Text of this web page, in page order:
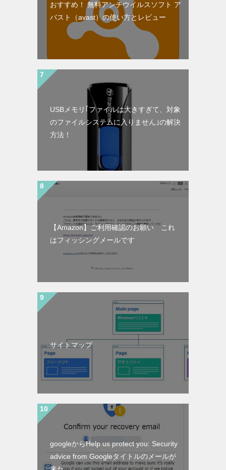
おすすめ！ 無料アンチウイルスソフト ア
バスト（avast）の使い方とレビュー
USBメモリ｢ファイルは大きすぎて、対象
のファイルシステムに入りません｣の解決
方法！
【Amazon】ご利用確認のお願い これ
はフィッシングメールです
サイトマップ
googleからHelp us protect you: Security
advice from Googleタイトルのメールが